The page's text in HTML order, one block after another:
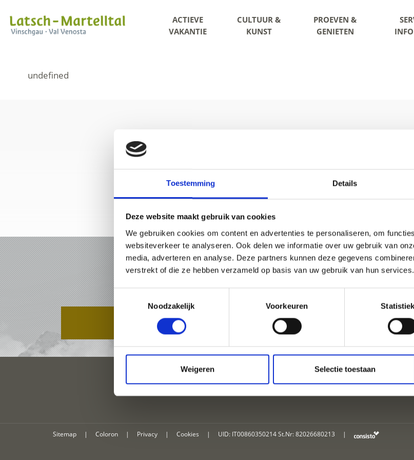
Toestemming Details
Deze website maakt gebruik van cookies
We gebruiken cookies om content en advertenties te personaliseren, om
websiteverkeer te analyseren. Ook delen we informatie over uw gebruik van
media, adverteren en analyse. Deze partners kunnen deze gegevens
verstrekt of die ze hebben verzameld op basis van uw gebruik van hun services.
Toestemmingsselectie
Noodzakelijk
Voorkeuren
Weigeren Selectie toestaan
ACTIEVE
VAKANTIE
CULTUUR &
KUNST
PROEVEN &
GENIETEN
+39 0473 62 31 09
VAKANTIE IN LATSCH -
PAKKETTEN ACCOMMODATIES
Sitemap | Coloron | Privacy | Cookies | UID: IT00860350214 St.Nr: 82026680213 |